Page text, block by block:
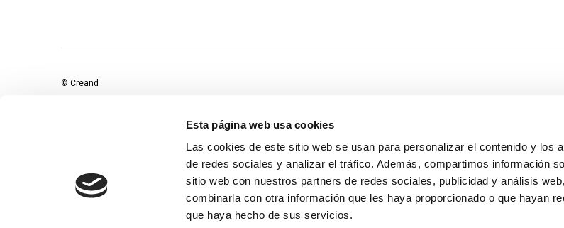
Esta página web usa cookies
Las cookies de este sitio web se usan para personalizar el contenido y los
de redes sociales y analizar el tráfico. Además, compartimos información
sitio web con nuestros partners de redes sociales, publicidad y análisis
combinarla con otra información que les haya proporcionado o que hayan
que haya hecho de sus servicios.
© Creand